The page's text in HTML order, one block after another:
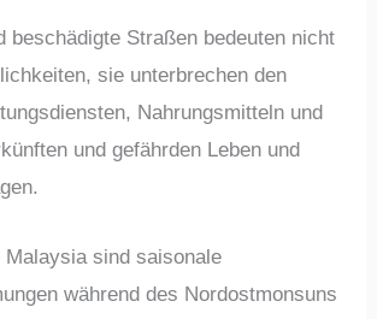
beschädigte Straßen bedeuten nicht
sie unterbrechen den
Nahrungsmitteln und
und gefährden Leben und
Malaysia sind saisonale
während des Nordostmonsuns